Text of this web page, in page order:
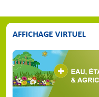
AFFICHAGE VIRTUEL